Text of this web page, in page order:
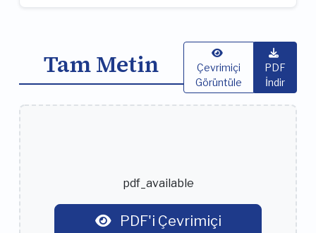
Tam Metin
Çevrimiçi
Görüntüle
PDF
İndir
pdf_available